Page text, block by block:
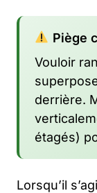
Piège
Vouloir
derrière.
étagés)
Lorsqu’il